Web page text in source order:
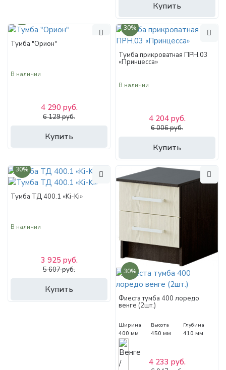
Купить
Тумба "Орион"
В наличии
Купить
4 290 руб.
6 129 руб.
30%
Тумба прикроватная ПРН.03
«Принцесса»
В наличии
Купить
4 204 руб.
6 006 руб.
30%
Тумба ТД 400.1 «Ki-Ki»
В наличии
Купить
3 925 руб.
5 607 руб. 30%
Фиеста тумба 400 лоредо
венге (2шт.)
Ширина
400 мм
Высота
450 мм
Глубина
410 мм
4 233 руб.